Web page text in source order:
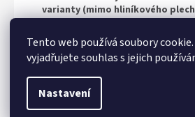
Tento web používá soubory
vyjadřujete souhlas s jejich
Nastavení
varianty (mimo hliníkového
OCELOVÝ PLECH – Klasická,
Pro ty, kteří vyžadují